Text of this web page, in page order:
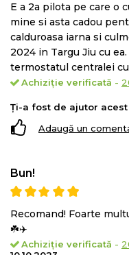
E a 2a pilota pe care o
mine si asta cadou
calduroasa iarna si
2024 in Targu Jiu cu
termostatul centralei
Achiziție verificată -
Ți-a fost de ajutor
Adaugă un
Bun!
Recomand! Foarte
☘️✈️
Achiziție verificată -